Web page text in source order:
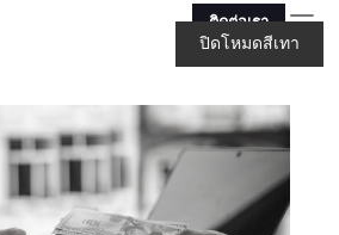
ติดต่อเรา
ปิดโหมดสีเทา